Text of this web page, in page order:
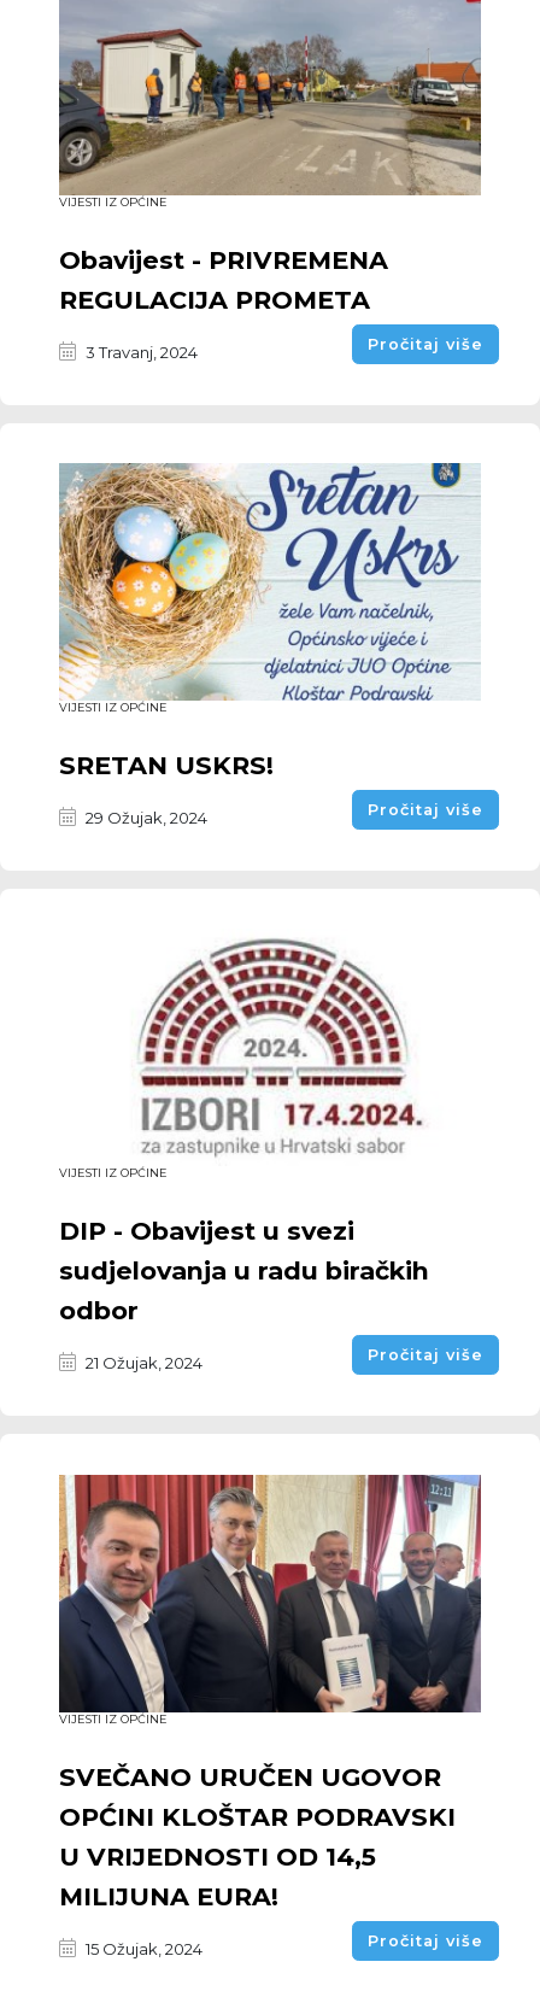
VIJESTI IZ OPĆINE
Obavijest - PRIVREMENA
REGULACIJA PROMETA
3 Travanj, 2024 Pročitaj više
VIJESTI IZ OPĆINE
SRETAN USKRS!
29 Ožujak, 2024 Pročitaj više
VIJESTI IZ OPĆINE
DIP - Obavijest u svezi
sudjelovanja u radu biračkih
odbor
21 Ožujak, 2024 Pročitaj više
VIJESTI IZ OPĆINE
SVEČANO URUČEN UGOVOR
OPĆINI KLOŠTAR PODRAVSKI
U VRIJEDNOSTI OD 14,5
MILIJUNA EURA!
15 Ožujak, 2024 Pročitaj više